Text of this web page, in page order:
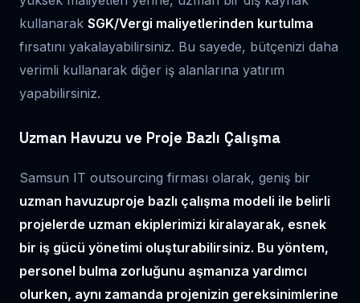
kullanarak SGK/Vergi maliyetlerinden kurtulma
fırsatını yakalayabilirsiniz. Bu sayede, bütçenizi daha
verimli kullanarak diğer iş alanlarına yatırım
yapabilirsiniz.
Uzman Havuzu ve Proje Bazlı Çalışma
Samsun IT outsourcing firması olarak, geniş bir
uzman havuzuproje bazlı çalışma modeli ile belirli
projelerde uzman ekiplerimizi kiralayarak, esnek
bir iş gücü yönetimi oluşturabilirsiniz. Bu yöntem,
personel bulma zorluğunu aşmanıza yardımcı
olurken, aynı zamanda projenizin gereksinimlerine